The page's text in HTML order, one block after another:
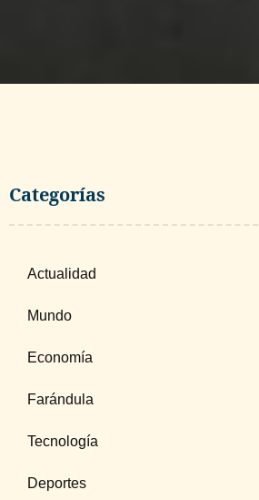
Categorías
Actualidad
Mundo
Economía
Farándula
Tecnología
Deportes